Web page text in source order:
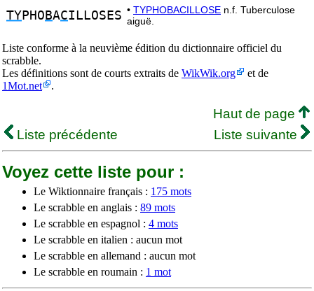
TYPHO BACILLOSES • TYPHOBACILLOSE n.f. Tuberculose
aiguë.
Liste conforme à la neuvième édition du dictionnaire officiel du
scrabble.
Les définitions sont de courts extraits de WikWik.org
et de
1Mot.net
.
Haut de page
Liste précédente
Liste suivante
Voyez cette liste pour :
Le Wiktionnaire français : 175 mots
Le scrabble en anglais : 89 mots
Le scrabble en espagnol : 4 mots
Le scrabble en italien : aucun mot
Le scrabble en allemand : aucun mot
Le scrabble en roumain : 1 mot